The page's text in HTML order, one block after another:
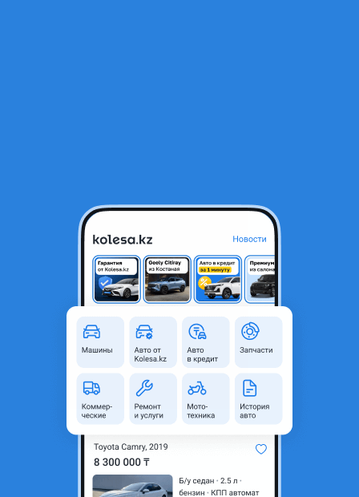
5vz-fe 3.4 Свап комплект
ГАЗ ГАЗель оригинал
Свап комплект Японский 3.4 5vz-fe отправка в регионы.
1
Свап 4.3 3UZ 5AT 6 AT